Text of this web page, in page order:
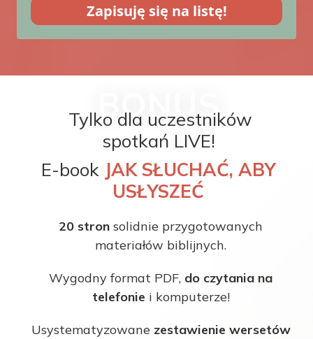
Zapisuję się na listę!
BONUS
Tylko dla uczestników
spotkań LIVE!
E-book JAK SŁUCHAĆ, ABY
USŁYSZEĆ
20 stron solidnie przygotowanych
materiałów biblijnych.
Wygodny format PDF, do czytania na
telefonie i komputerze!
Usystematyzowane zestawienie wersetów